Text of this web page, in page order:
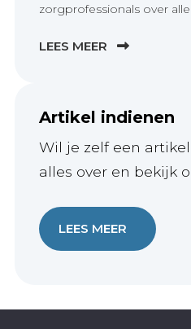
zorgprofessionals over
LEES MEER
Artikel indienen
Wil je zelf een
alles over en bekijk
LEES MEER